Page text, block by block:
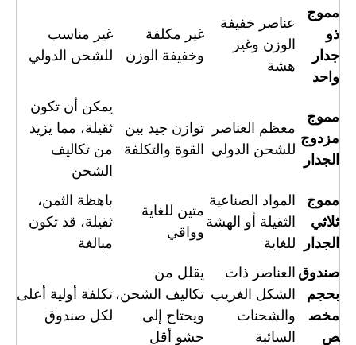
مموج
ذو
جدار
واحد
عناصر خفيفة
الوزن وغير
هشة
غير مكلفة
وخفيفة الوزن
غير مناسب
للشحن الدولي
مموج
مزدوج
الجدار
معظم العناصر
للشحن الدولي
توازن جيد بين
القوة والتكلفة
يمكن أن تكون
ثقيلة، مما يزيد
من تكاليف
الشحن
مموج
ثلاثي
الجدار
المواد الصناعية
الثقيلة أو الهشة
للغاية
متين للغاية
وواقي
باهظة الثمن،
ثقيلة، قد تكون
مبالغة
صندوق
بحجم
مخص
ص
العناصر ذات
الشكل الغريب
والشحنات
السائبة
يقلل من
تكاليف الشحن،
ويحتاج إلى
حشو أقل
تكلفة أولية أعلى
لكل صندوق